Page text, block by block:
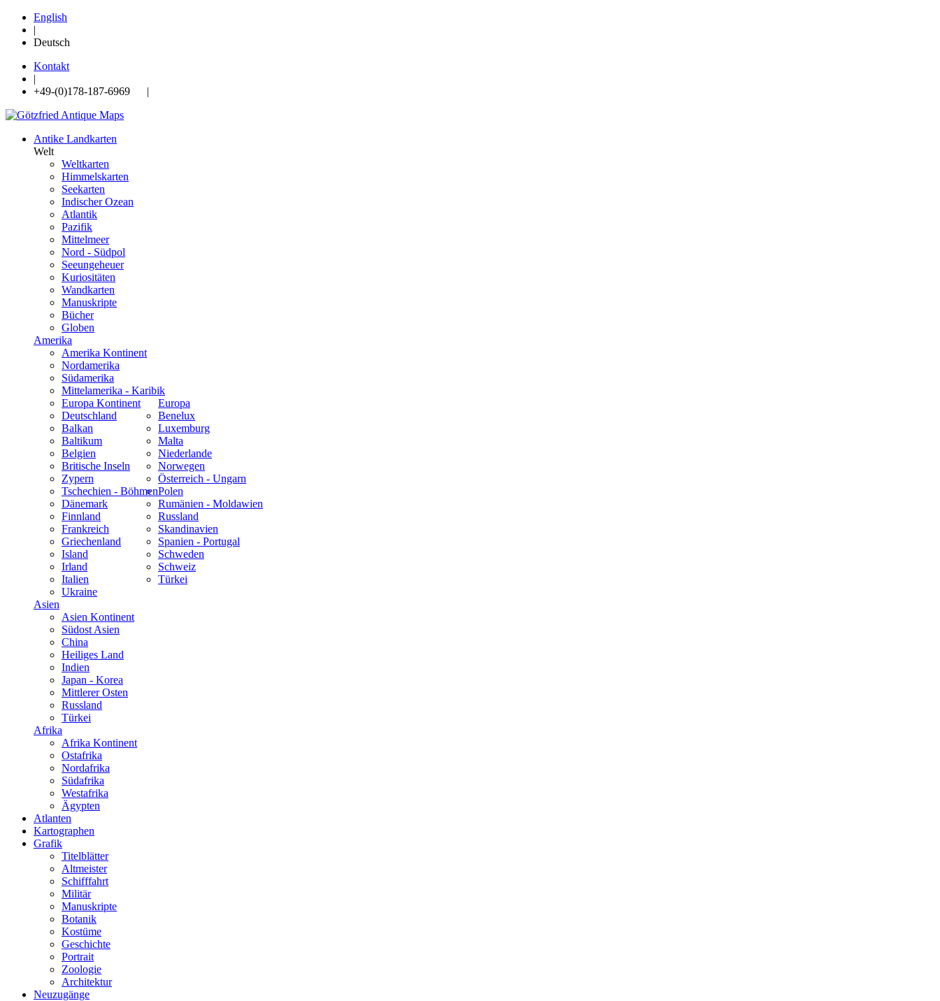
English
|
Deutsch
Kontakt
|
+49-(0)178-187-6969 |
Antike Landkarten
Welt
Weltkarten
Himmelskarten
Seekarten
Indischer Ozean
Atlantik
Pazifik
Mittelmeer
Nord - Südpol
Seeungeheuer
Kuriositäten
Wandkarten
Manuskripte
Bücher
Globen
Amerika
Amerika Kontinent
Nordamerika
Südamerika
Mittelamerika - Karibik
Europa
Europa Kontinent
Deutschland
Balkan
Baltikum
Belgien
Britische Inseln
Zypern
Tschechien - Böhmen
Dänemark
Finnland
Frankreich
Griechenland
Island
Irland
Italien
Benelux
Luxemburg
Malta
Niederlande
Norwegen
Österreich - Ungarn
Polen
Rumänien - Moldawien
Russland
Skandinavien
Spanien - Portugal
Schweden
Schweiz
Türkei
Ukraine
Asien
Asien Kontinent
Südost Asien
China
Heiliges Land
Indien
Japan - Korea
Mittlerer Osten
Russland
Türkei
Afrika
Afrika Kontinent
Ostafrika
Nordafrika
Südafrika
Westafrika
Ägypten
Atlanten
Kartographen
Grafik
Titelblätter
Altmeister
Schifffahrt
Militär
Manuskripte
Botanik
Kostüme
Geschichte
Portrait
Zoologie
Architektur
Neuzugänge